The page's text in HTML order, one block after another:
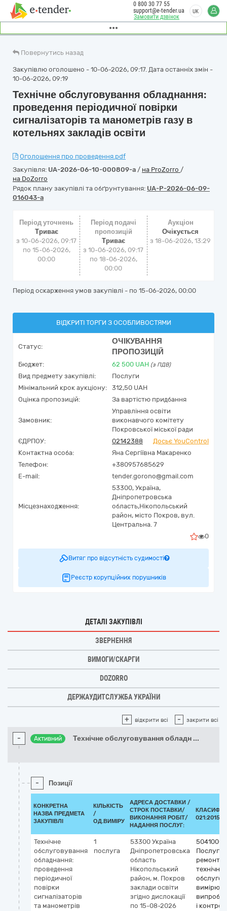
Замовити дзвінок
0 800 30 77 55
support@e-tender.ua
UK
Повернутись назад
Закупівлю оголошено - 10-06-2026, 09:17. Дата останніх змін -
10-06-2026, 09:19
Технічне обслуговування обладнання:
проведення періодичної повірки
сигналізаторів та манометрів газу в
котельнях закладів освіти
Оголошення про проведення.pdf
Закупівля: UA-2026-06-10-000809-a / на ProZorro /
на DoZorro
Рядок плану закупівлі та обґрунтування: UA-P-2026-06-09-
016043-a
Період уточнень
Триває
з 10-06-2026, 09:17
по 15-06-2026,
00:00
Період подачі
пропозицій
Триває
з 10-06-2026, 09:17
по 18-06-2026,
00:00
Аукціон
Очікується
з18-06-2026, 13:29
Період оскарження умов закупівлі - по 15-06-2026, 00:00
ВІДКРИТІ ТОРГИ З ОСОБЛИВОСТЯМИ
Статус:
ОЧІКУВАННЯ
ПРОПОЗИЦІЙ
Бюджет: 62 500 UAH (з ПДВ)
Вид предмету закупівлі:
Послуги
Мінімальний крок аукціону:
312,50 UAH
Оцінка пропозицій:
За вартістю придбання
Замовник:
Управління освіти
виконавчого комітету
Покровської міської ради
ЄДРПОУ:
02142388
Досьє YouControl
Контактна особа:
Яна Сергіївна Макаренко
Телефон:
+380957685629
E-mail:
tender.gorono@gmail.com
Місцезнаходження:
53300, Україна,
Дніпропетровська
область,Нікопольський
район, місто Покров, вул.
Центральна. 7
0
Витяг про відсутність судимості
Реєстр корупційних порушників
ДЕТАЛІ ЗАКУПІВЛІ
ЗВЕРНЕННЯ
ВИМОГИ/СКАРГИ
DOZORRO
ДЕРЖАУДИТСЛУЖБА УКРАЇНИ
+ відкрити всі - закрити всі
- Активний Технічне обслуговування обладн ...
- Позиції
КОНКРЕТНА
НАЗВА ПРЕДМЕТА
ЗАКУПІВЛІ
КІЛЬКІСТЬ
/
ОД.ВИМІРУ
АДРЕСА ДОСТАВКИ /
СТРОК ПОСТАВКИ/
ВИКОНАННЯ РОБІТ/
НАДАННЯ ПОСЛУГ:
021:2015
Технічне
обслуговування
обладнання:
проведення
періодичної
повірки
сигналізаторів
та манометрів
1
послуга
53300 Україна
Дніпропетровська
область
Нікопольський
район, м. Покров
заклади освіти
згідно дислокації
по 15-08-2026
Послуги
ремонту і
і